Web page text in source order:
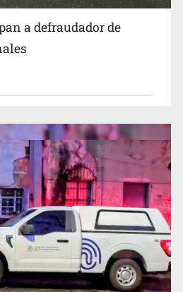
de Guerrero, Ángel Aguirre
a defraudador de